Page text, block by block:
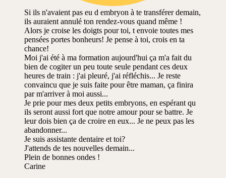
Si ils n'avaient pas eu d embryon à te transférer demain,
ils auraient annulé ton rendez-vous quand même !
Alors je croise les doigts pour toi, t envoie toutes mes
pensées portes bonheurs! Je pense à toi, crois en ta
chance!
Moi j'ai été à ma formation aujourd'hui ça m'a fait du
bien de cogiter un peu toute seule pendant ces deux
heures de train : j'ai pleuré, j'ai réfléchis... Je reste
convaincu que je suis faite pour être maman, ça finira
par m'arriver à moi aussi...
Je prie pour mes deux petits embryons, en espérant qu
ils seront aussi fort que notre amour pour se battre. Je
leur dois bien ça de croire en eux... Je ne peux pas les
abandonner...
Je suis assistante dentaire et toi?
J'attends de tes nouvelles demain...
Plein de bonnes ondes !
Carine